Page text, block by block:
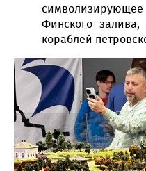
Финского
кораблей